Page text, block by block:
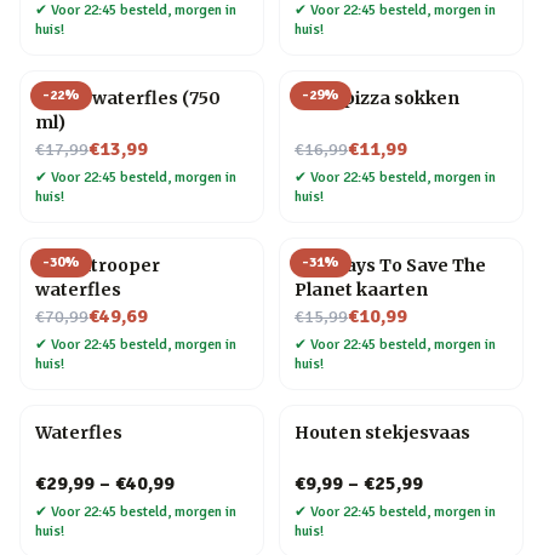
✔ Voor 22:45 besteld, morgen in
huis!
✔ Voor 22:45 besteld, morgen in
huis!
-22%
Platte waterfles (750
ml)
€17,99
Nu voor€13,99
✔ Voor 22:45 besteld, morgen in
huis!
-29%
Vega pizza sokken
€16,99
Nu voor€11,99
✔ Voor 22:45 besteld, morgen in
huis!
-30%
Stormtrooper
waterfles
€70,99
Nu voor€49,69
✔ Voor 22:45 besteld, morgen in
huis!
-31%
100 Ways To Save The
Planet kaarten
€15,99
Nu voor€10,99
✔ Voor 22:45 besteld, morgen in
huis!
Waterfles
€29,99 – €40,99
✔ Voor 22:45 besteld, morgen in
huis!
Houten stekjesvaas
€9,99 – €25,99
✔ Voor 22:45 besteld, morgen in
huis!